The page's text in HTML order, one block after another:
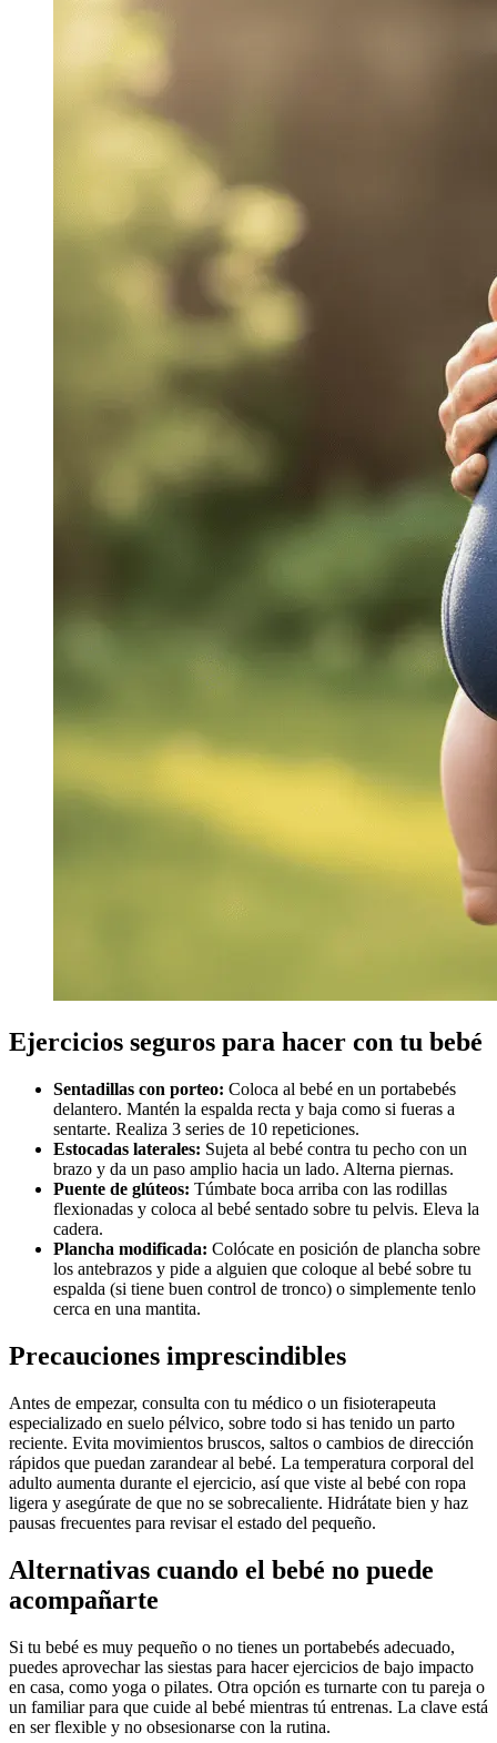
Ejercicios seguros para hacer con tu bebé
Sentadillas con porteo: Coloca al bebé en un portabebés
delantero. Mantén la espalda recta y baja como si fueras a
sentarte. Realiza 3 series de 10 repeticiones.
Estocadas laterales: Sujeta al bebé contra tu pecho con un
brazo y da un paso amplio hacia un lado. Alterna piernas.
Puente de glúteos: Túmbate boca arriba con las rodillas
flexionadas y coloca al bebé sentado sobre tu pelvis. Eleva la
cadera.
Plancha modificada: Colócate en posición de plancha sobre
los antebrazos y pide a alguien que coloque al bebé sobre tu
espalda (si tiene buen control de tronco) o simplemente tenlo
cerca en una mantita.
Precauciones imprescindibles
Antes de empezar, consulta con tu médico o un fisioterapeuta
especializado en suelo pélvico, sobre todo si has tenido un parto
reciente. Evita movimientos bruscos, saltos o cambios de dirección
rápidos que puedan zarandear al bebé. La temperatura corporal del
adulto aumenta durante el ejercicio, así que viste al bebé con ropa
ligera y asegúrate de que no se sobrecaliente. Hidrátate bien y haz
pausas frecuentes para revisar el estado del pequeño.
Alternativas cuando el bebé no puede
acompañarte
Si tu bebé es muy pequeño o no tienes un portabebés adecuado,
puedes aprovechar las siestas para hacer ejercicios de bajo impacto
en casa, como yoga o pilates. Otra opción es turnarte con tu pareja o
un familiar para que cuide al bebé mientras tú entrenas. La clave está
en ser flexible y no obsesionarse con la rutina.